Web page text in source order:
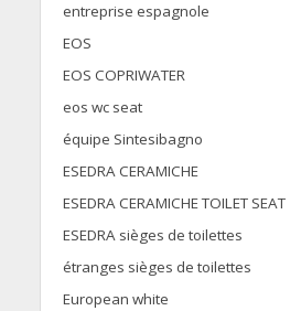
entreprise espagnole
EOS
EOS COPRIWATER
eos wc seat
équipe Sintesibagno
ESEDRA CERAMICHE
ESEDRA CERAMICHE TOILET SEAT
ESEDRA sièges de toilettes
étranges sièges de toilettes
European white